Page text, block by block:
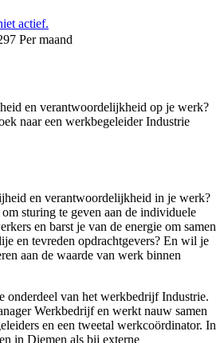
actief.
Per maand
en verantwoordelijkheid op je werk?
naar een werkbegeleider Industrie
en verantwoordelijkheid in je werk?
sturing te geven aan de individuele
en barst je van de energie om samen
en tevreden opdrachtgevers? En wil je
aan de waarde van werk binnen
onderdeel van het werkbedrijf Industrie.
Werkbedrijf en werkt nauw samen
en een tweetal werkcoördinator. In
in Diemen als bij externe